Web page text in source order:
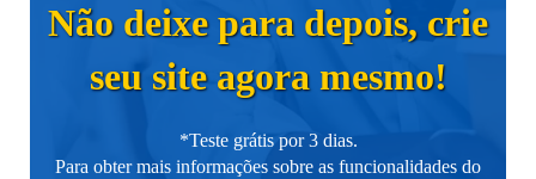
Não deixe para depois, crie
seu site agora mesmo!
*Teste grátis por 3 dias.
Para obter mais informações sobre as funcionalidades do